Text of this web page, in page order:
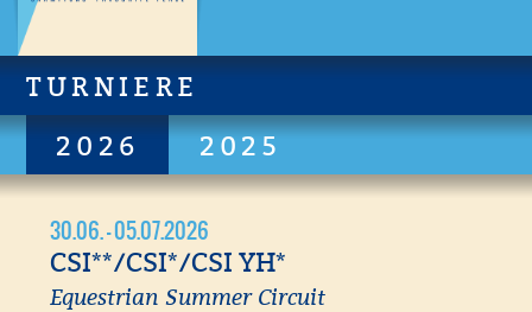
TURNIERE
2026
2025
30.06. - 05.07.2026
CSI**/CSI*/CSI YH*
Equestrian Summer Circuit